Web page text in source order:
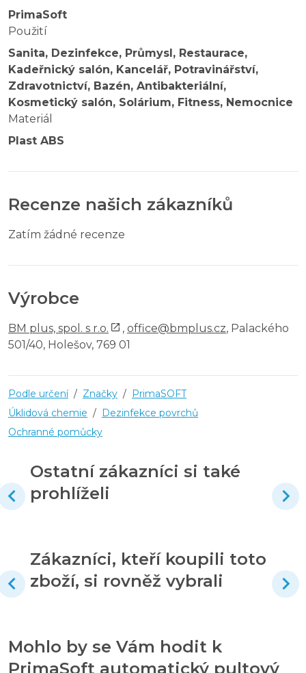
PrimaSoft
Použití
Sanita, Dezinfekce, Průmysl, Restaurace,
Kadeřnický salón, Kancelář, Potravinářství,
Zdravotnictví, Bazén, Antibakteriální,
Kosmetický salón, Solárium, Fitness, Nemocnice
Materiál
Plast ABS
Recenze našich zákazníků
Zatím žádné recenze
Výrobce
BM plus, spol. s r.o. , office@bmplus.cz, Palackého
501/40, Holešov, 769 01
Podle určení / Značky / PrimaSOFT
Úklidová chemie / Dezinfekce povrchů
Ochranné pomůcky
Ostatní zákazníci si také
prohlíželi
Zákazníci, kteří koupili toto
zboží, si rovněž vybrali
Mohlo by se Vám hodit k
PrimaSoft automatický pultový